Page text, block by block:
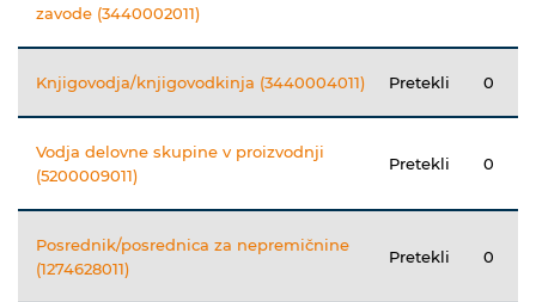
zavode (3440002011)
Knjigovodja/knjigovodkinja (3440004011) Pretekli 0
Vodja delovne skupine v proizvodnji
(5200009011)
Pretekli 0
Posrednik/posrednica za nepremičnine
(1274628011)
Pretekli 0